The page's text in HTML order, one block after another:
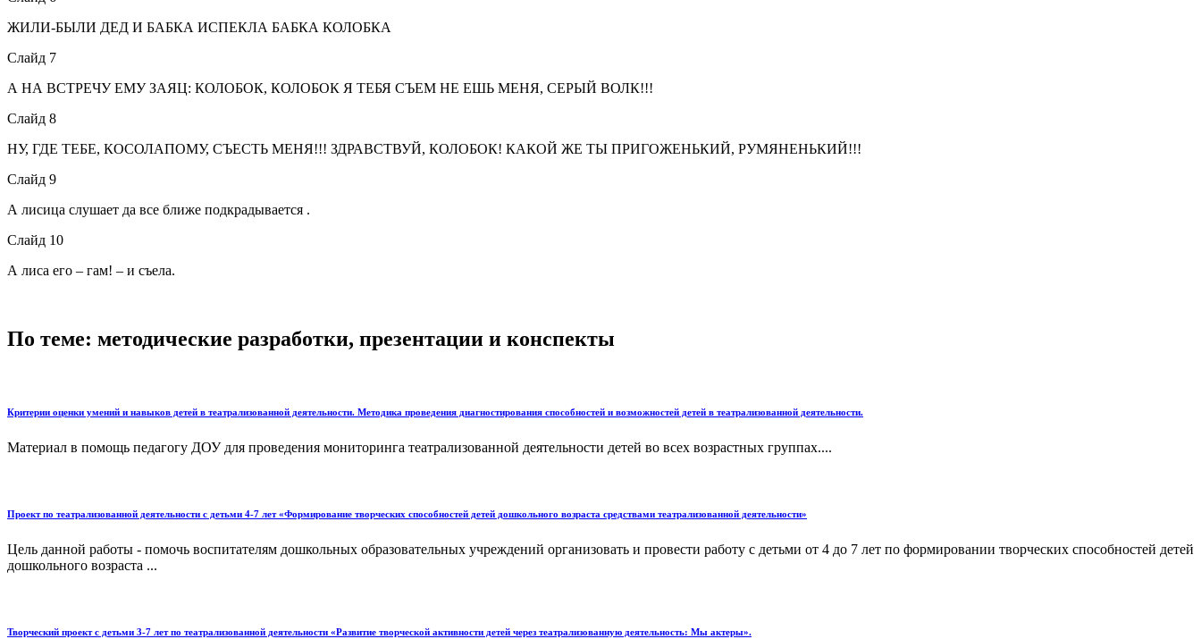
ЖИЛИ-БЫЛИ ДЕД И БАБКА ИСПЕКЛА БАБКА КОЛОБКА
Слайд 7
А НА ВСТРЕЧУ ЕМУ ЗАЯЦ: КОЛОБОК, КОЛОБОК Я ТЕБЯ СЪЕМ НЕ ЕШЬ МЕНЯ, СЕРЫЙ ВОЛК!!!
Слайд 8
НУ, ГДЕ ТЕБЕ, КОСОЛАПОМУ, СЪЕСТЬ МЕНЯ!!! ЗДРАВСТВУЙ, КОЛОБОК! КАКОЙ ЖЕ ТЫ ПРИГОЖЕНЬКИЙ, РУМЯНЕНЬКИЙ!!!
Слайд 9
А лисица слушает да все ближе подкрадывается .
Слайд 10
А лиса его – гам! – и съела.
По теме: методические разработки, презентации и конспекты
Критерии оценки умений и навыков детей в театрализованной деятельности. Методика проведения диагностирования способностей и возможностей детей в театрализованной деятельности.
Материал в помощь педагогу ДОУ для проведения мониторинга театрализованной деятельности детей во всех возрастных группах....
Проект по театрализованной деятельности с детьми 4-7 лет «Формирование творческих способностей детей дошкольного возраста средствами театрализованной деятельности»
Цель данной работы - помочь воспитателям дошкольных образовательных учреждений организовать и провести работу с детьми от 4 до 7 лет по формировании творческих способностей детей
дошкольного возраста ...
Творческий проект с детьми 3-7 лет по театрализованной деятельности «Развитие творческой активности детей через театрализованную деятельность: Мы актеры».